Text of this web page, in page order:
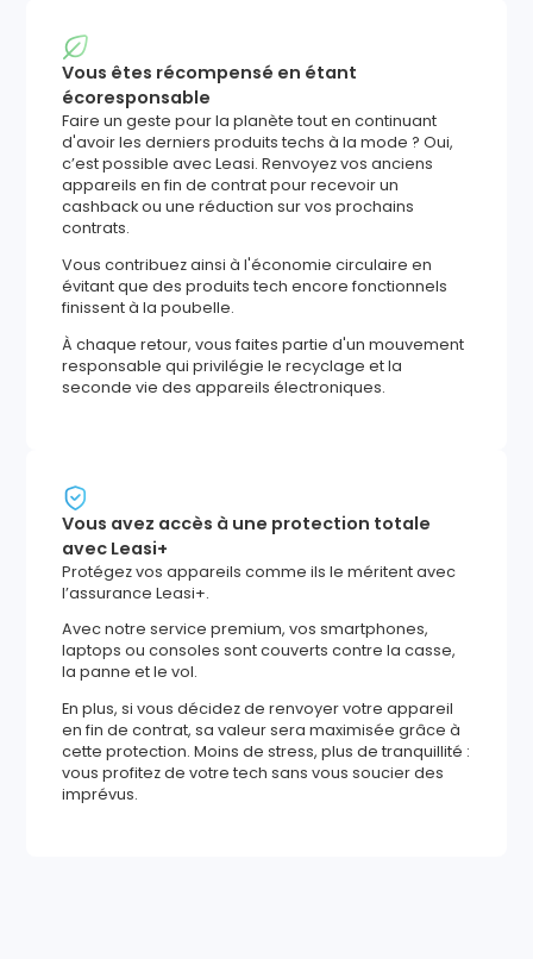
Vous êtes récompensé en étant
écoresponsable
Faire un geste pour la planète tout en continuant
d'avoir les derniers produits techs à la mode ? Oui,
c’est possible avec Leasi. Renvoyez vos anciens
appareils en fin de contrat pour recevoir un
cashback ou une réduction sur vos prochains
contrats.
Vous contribuez ainsi à l'économie circulaire en
évitant que des produits tech encore fonctionnels
finissent à la poubelle.
À chaque retour, vous faites partie d'un mouvement
responsable qui privilégie le recyclage et la
seconde vie des appareils électroniques.
Vous avez accès à une protection totale
avec Leasi+
Protégez vos appareils comme ils le méritent avec
l’assurance Leasi+.
Avec notre service premium, vos smartphones,
laptops ou consoles sont couverts contre la casse,
la panne et le vol.
En plus, si vous décidez de renvoyer votre appareil
en fin de contrat, sa valeur sera maximisée grâce à
cette protection. Moins de stress, plus de tranquillité :
vous profitez de votre tech sans vous soucier des
imprévus.